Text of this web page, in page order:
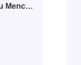
Saat Aku Pergi, Barulah Kau Mencintaiku